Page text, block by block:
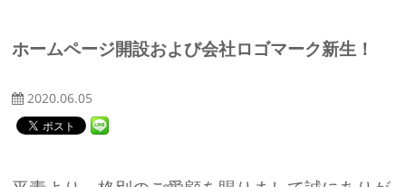
ホームページ開設および会社ロゴマーク新生！
2020.06.05